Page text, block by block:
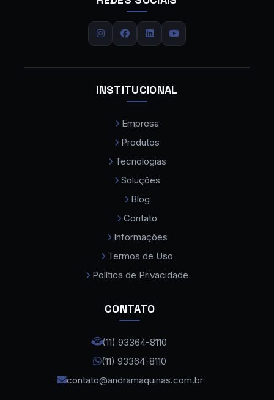
Carregador de Chapas
Centro de Usinagem CNC Preço
Consumíveis para Máquina a Laser
Dobradeira de Tubos CNC
Dobradeira Hidraulica CNC
Fonte Laser Fibra Max Cabeça Raytools
INSTITUCIONAL
Empresa
Produtos
Tecnologias
Soluções
Blog
Contato
Informações
Termos de Uso
Política de Privacidade
CONTATO
(11) 93364-8110
(11) 93364-8110
contato@andramaquinas.com.br